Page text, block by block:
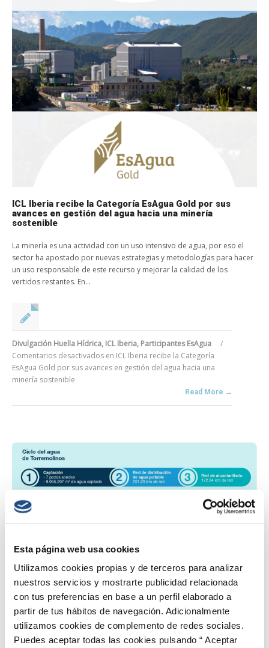
Esta página web usa cookies
Utilizamos cookies propias y de terceros para analizar
nuestros servicios y mostrarte publicidad relacionada
con tus preferencias en base a un perfil elaborado a
partir de tus hábitos de navegación. Adicionalmente
utilizamos cookies de complemento de redes sociales.
Puedes aceptar todas las cookies pulsando “ Aceptar
ICL Iberia recibe la Categoría EsAgua Gold por sus
avances en gestión del agua hacia una minería
sostenible
La minería es una actividad con un uso intensivo de agua, por eso el
sector ha apostado por nuevas estrategias y metodologías para hacer
un uso responsable de este recurso y mejorar la calidad de los
vertidos restantes. En...
Divulgación Huella Hídrica, ICL Iberia, Participantes EsAgua
/
Comentarios desactivados en ICL Iberia recibe la Categoría
EsAgua Gold por sus avances en gestión del agua hacia una
minería sostenible
Read More →